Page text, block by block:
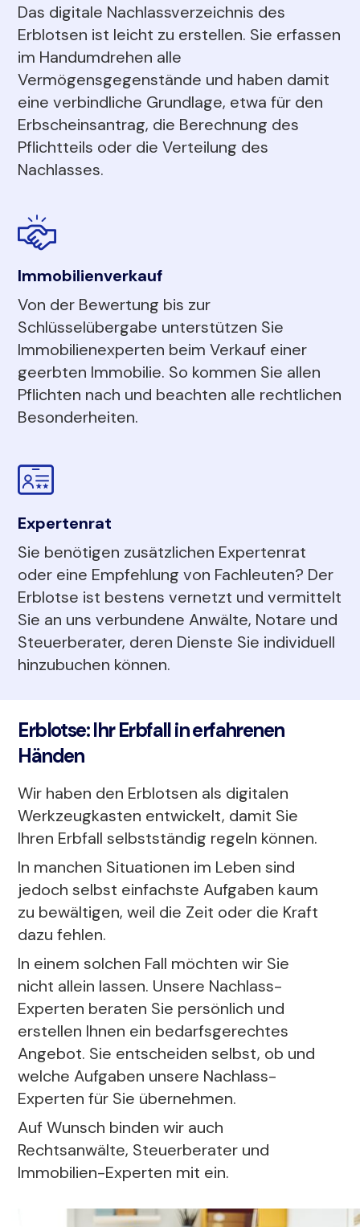
Das digitale Nachlassverzeichnis des
Erblotsen ist leicht zu erstellen. Sie erfassen
im Handumdrehen alle
Vermögensgegenstände und haben damit
eine verbindliche Grundlage, etwa für den
Erbscheinsantrag, die Berechnung des
Pflichtteils oder die Verteilung des
Nachlasses.
Immobilienverkauf
Von der Bewertung bis zur
Schlüsselübergabe unterstützen Sie
Immobilienexperten beim Verkauf einer
geerbten Immobilie. So kommen Sie allen
Pflichten nach und beachten alle rechtlichen
Besonderheiten.
Expertenrat
Sie benötigen zusätzlichen Expertenrat
oder eine Empfehlung von Fachleuten? Der
Erblotse ist bestens vernetzt und vermittelt
Sie an uns verbundene Anwälte, Notare und
Steuerberater, deren Dienste Sie individuell
hinzubuchen können.
Erblotse: Ihr Erbfall in erfahrenen
Händen
Wir haben den Erblotsen als digitalen
Werkzeugkasten entwickelt, damit Sie
Ihren Erbfall selbstständig regeln können.
In manchen Situationen im Leben sind
jedoch selbst einfachste Aufgaben kaum
zu bewältigen, weil die Zeit oder die Kraft
dazu fehlen.
In einem solchen Fall möchten wir Sie
nicht allein lassen. Unsere Nachlass-
Experten beraten Sie persönlich und
erstellen Ihnen ein bedarfsgerechtes
Angebot. Sie entscheiden selbst, ob und
welche Aufgaben unsere Nachlass-
Experten für Sie übernehmen.
Auf Wunsch binden wir auch
Rechtsanwälte, Steuerberater und
Immobilien-Experten mit ein.